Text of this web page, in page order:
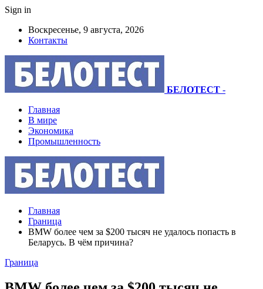
Sign in
Воскресенье, 9 августа, 2026
Контакты
БЕЛОТЕСТ -
Главная
В мире
Экономика
Промышленность
Главная
Граница
BMW более чем за $200 тысяч не удалось попасть в
Беларусь. В чём причина?
Граница